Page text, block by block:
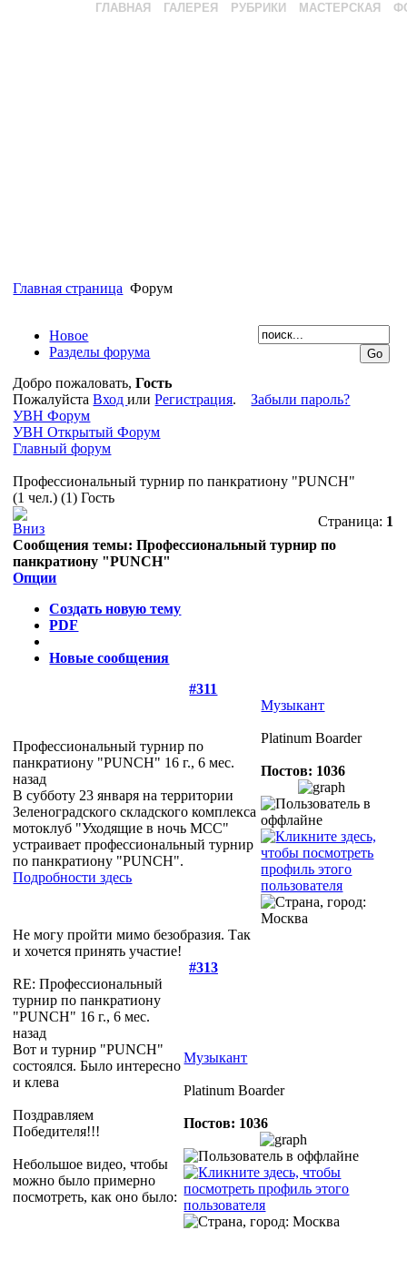
ГЛАВНАЯ ГАЛЕРЕЯ РУБРИКИ МАСТЕРСКАЯ
Главная страница Форум
Новое
Разделы форума
Добро пожаловать,Гость
ПожалуйстаВходилиРегистрация.Забыли пароль?
УВН Форум
УВН Открытый Форум
Главный форум
Профессиональный турнир по панкратиону "PUNCH"
(1 чел.) (1) Гость
Страница: 1
Сообщения темы: Профессиональный турнир по
панкратиону "PUNCH"
Опции
Создать новую тему
PDF
Новые сообщения
#311
Профессиональный турнир по
панкратиону "PUNCH" 16 г., 6 мес.
назад
В субботу 23 января на территории
Зеленоградского складского комплекса
мотоклуб "Уходящие в ночь МСС"
устраивает профессиональный турнир
по панкратиону "PUNCH".
Подробности здесь
Музыкант
Platinum Boarder
Постов: 1036
Не могу пройти мимо безобразия. Так
и хочется принять участие!
#313
RE: Профессиональный
турнир по панкратиону
"PUNCH" 16 г., 6 мес.
назад
Вот и турнир "PUNCH"
состоялся. Было интересно
и клева
Поздравляем
Победителя!!!
Небольшое видео, чтобы
можно было примерно
посмотреть, как оно было:
Музыкант
Platinum Boarder
Постов: 1036